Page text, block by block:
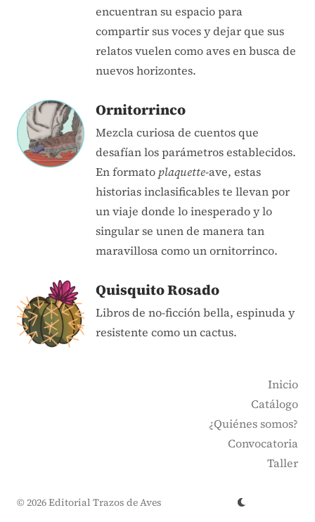
encuentran su espacio para
compartir sus voces y dejar que sus
relatos vuelen como aves en busca de
nuevos horizontes.
Ornitorrinco
Mezcla curiosa de cuentos que
desafían los parámetros establecidos.
En formato plaquette-ave, estas
historias inclasificables te llevan por
un viaje donde lo inesperado y lo
singular se unen de manera tan
maravillosa como un ornitorrinco.
Quisquito Rosado
Libros de no-ficción bella, espinuda y
resistente como un cactus.
Inicio
Catálogo
¿Quiénes somos?
Convocatoria
Taller
© 2026 Editorial Trazos de Aves